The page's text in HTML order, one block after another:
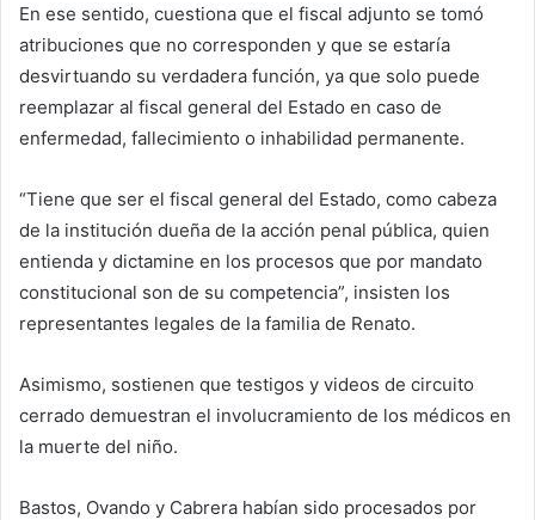
En ese sentido, cuestiona que el fiscal adjunto se tomó
atribuciones que no corresponden y que se estaría
desvirtuando su verdadera función, ya que solo puede
reemplazar al fiscal general del Estado en caso de
enfermedad, fallecimiento o inhabilidad permanente.
“Tiene que ser el fiscal general del Estado, como cabeza
de la institución dueña de la acción penal pública, quien
entienda y dictamine en los procesos que por mandato
constitucional son de su competencia”, insisten los
representantes legales de la familia de Renato.
Asimismo, sostienen que testigos y videos de circuito
cerrado demuestran el involucramiento de los médicos en
la muerte del niño.
Bastos, Ovando y Cabrera habían sido procesados por